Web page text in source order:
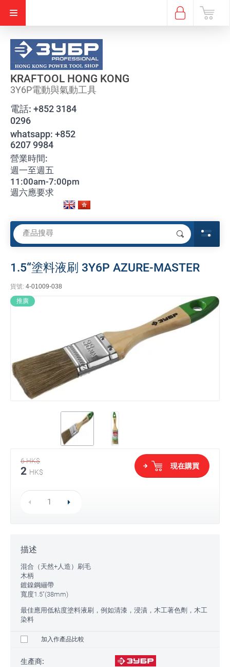
KRAFTOOL HONG KONG
3Y6P電動與氣動工具
電話: +852 3184
0296
whatsapp: +852
6207 9984
營業時間:
週一至週五
11:00am-7:00pm
週六應要求
1.5“塗料液刷 3Y6P AZURE-MASTER
貨號: 4-01009-038
推廣
6HK$
2 HK$
現在購買
描述
混合（天然+人造）刷毛
木柄
鍍鎳鋼繃帶
寬度1.5"(38mm)
最佳應用低粘度塗料液刷，例如清漆，浸漬，木工著色劑，木工
染料
加入作產品比較
生產商: